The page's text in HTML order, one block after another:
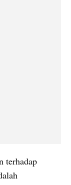
terhadap